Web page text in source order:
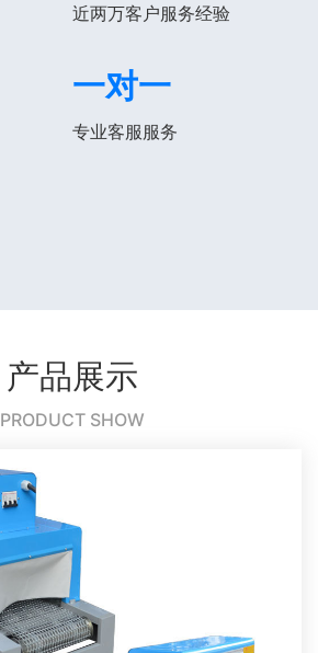
近两万客户服务经验
一对一
专业客服服务
产品展示
PRODUCT SHOW